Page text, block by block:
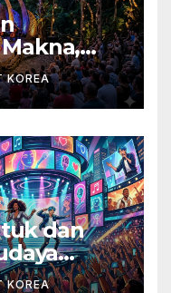
KOREA
dan
KOREA